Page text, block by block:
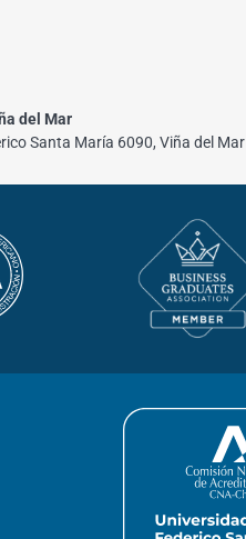
del Mar
Santa María 6090, Viña del Mar